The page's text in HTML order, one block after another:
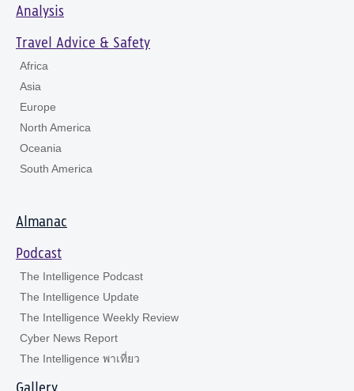
Analysis
Travel Advice & Safety
Africa
Asia
Europe
North America
Oceania
South America
Almanac
Podcast
The Intelligence Podcast
The Intelligence Update
The Intelligence Weekly Review
Cyber News Report
The Intelligence พาเที่ยว